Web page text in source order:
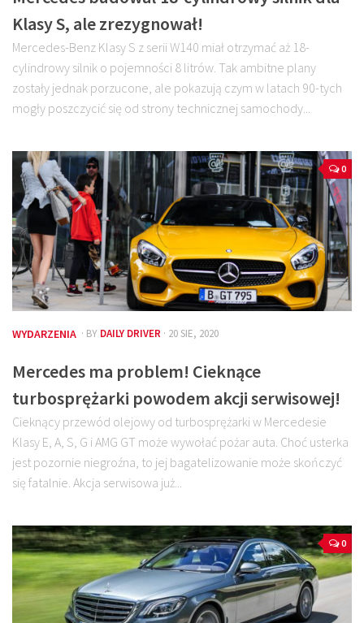
Klasy S, ale zrezygnował!
Mercedes-Benz Klasy S z serii W140 miał otrzymać aż 18-
cylindrowy silnik o pojemności 8 litrów. Tak ambitne plany
zostały jednak porzucone, ale pokazują czym w latach 90-tych
mogły poszczycić się od strony technicznej samochody...
0
WYDARZENIA · BY DAILY DRIVER · 20 SIE, 2020
Mercedes ma problem! Cieknące
turbosprężarki powodem akcji serwisowej!
Cieknący przewód olejowy od turbosprężarki w Mercedesie
Klasy E, A, S, G i AMG GT może wywołać pożar auta. Choć usterka
jest pozornie niegroźna, to jej bagatelizowanie może skończyć
się fatalnie. Akcja serwisowa już...
0